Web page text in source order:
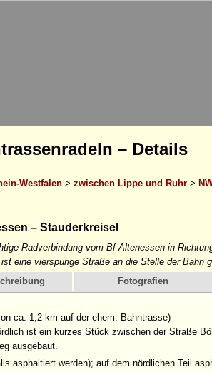
– Details
Westfalen > zwischen Lippe und Ruhr >
– Stauderkreisel
Radverbindung vom Bf Altenessen in
eine vierspurige Straße an die Stelle der Bahn
Fotografien
ca. 1,2 km auf der ehem. Bahntrasse)
ist ein kurzes Stück zwischen der Straße
ausgebaut.
asphaltiert werden); auf dem nördlichen Teil